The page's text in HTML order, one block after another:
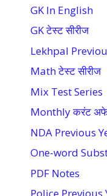
GK In English
GK टेस्ट सीरीज
Lekhpal
Math टेस्ट सीरीज
Mix Test Series
Monthly करंट
NDA Previous
One-word
PDF Notes